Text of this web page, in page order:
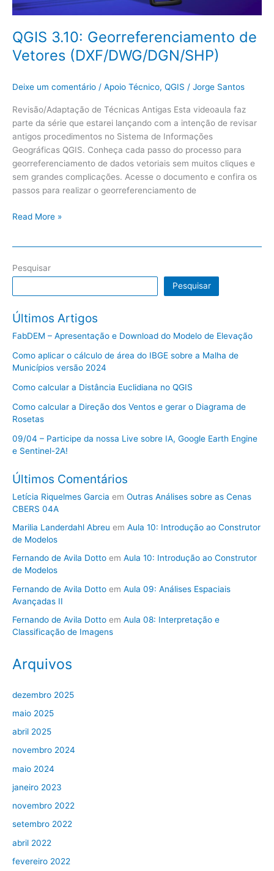
QGIS 3.10: Georreferenciamento de
Vetores (DXF/DWG/DGN/SHP)
Deixe um comentário / Apoio Técnico, QGIS / Jorge Santos
Revisão/Adaptação de Técnicas Antigas Esta videoaula faz
parte da série que estarei lançando com a intenção de revisar
antigos procedimentos no Sistema de Informações
Geográficas QGIS. Conheça cada passo do processo para
georreferenciamento de dados vetoriais sem muitos cliques e
sem grandes complicações. Acesse o documento e confira os
passos para realizar o georreferenciamento de
Read More »
Pesquisar
Pesquisar
Últimos Artigos
FabDEM – Apresentação e Download do Modelo de Elevação
Como aplicar o cálculo de área do IBGE sobre a Malha de
Municípios versão 2024
Como calcular a Distância Euclidiana no QGIS
Como calcular a Direção dos Ventos e gerar o Diagrama de
Rosetas
09/04 – Participe da nossa Live sobre IA, Google Earth Engine
e Sentinel-2A!
Últimos Comentários
Letícia Riquelmes Garcia em Outras Análises sobre as Cenas
CBERS 04A
Marilia Landerdahl Abreu em Aula 10: Introdução ao Construtor
de Modelos
Fernando de Avila Dotto em Aula 10: Introdução ao Construtor
de Modelos
Fernando de Avila Dotto em Aula 09: Análises Espaciais
Avançadas II
Fernando de Avila Dotto em Aula 08: Interpretação e
Classificação de Imagens
Arquivos
dezembro 2025
maio 2025
abril 2025
novembro 2024
maio 2024
janeiro 2023
novembro 2022
setembro 2022
abril 2022
fevereiro 2022